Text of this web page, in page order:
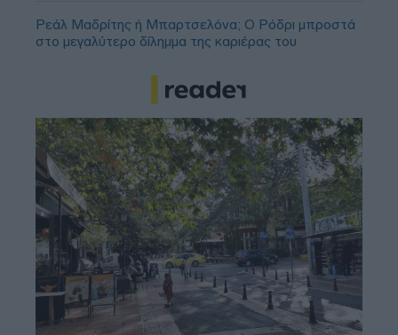
Ρεάλ Μαδρίτης ή Μπαρτσελόνα; Ο Ρόδρι μπροστά
στο μεγαλύτερο δίλημμα της καριέρας του